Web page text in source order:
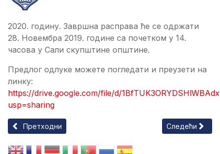
2020. годину. Завршна расправа ће се одржати
28. Новембра 2019. године са почетком у 14.
часова у Сали скупштине општине.
Предлог одлуке можете погледати и преузети на
линку:
https://drive.google.com/file/d/
usp=sharing
Претходни чланак: Избор кандидата/киња за једнодневну
Претходни Следећи
Следећи